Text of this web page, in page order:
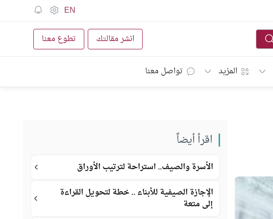
EN
انشر مقالتك تطوع معنا
المزيد تواصل معنا
اقرأ أيضاً
الأسرة والصيف.. استراحة لترتيب الأوراق
الإجازة الصيفية للأبناء .. خطة لتحويل القراءة
إلى متعة